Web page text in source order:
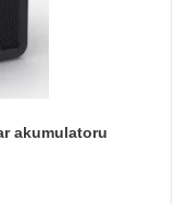
akumulatoru